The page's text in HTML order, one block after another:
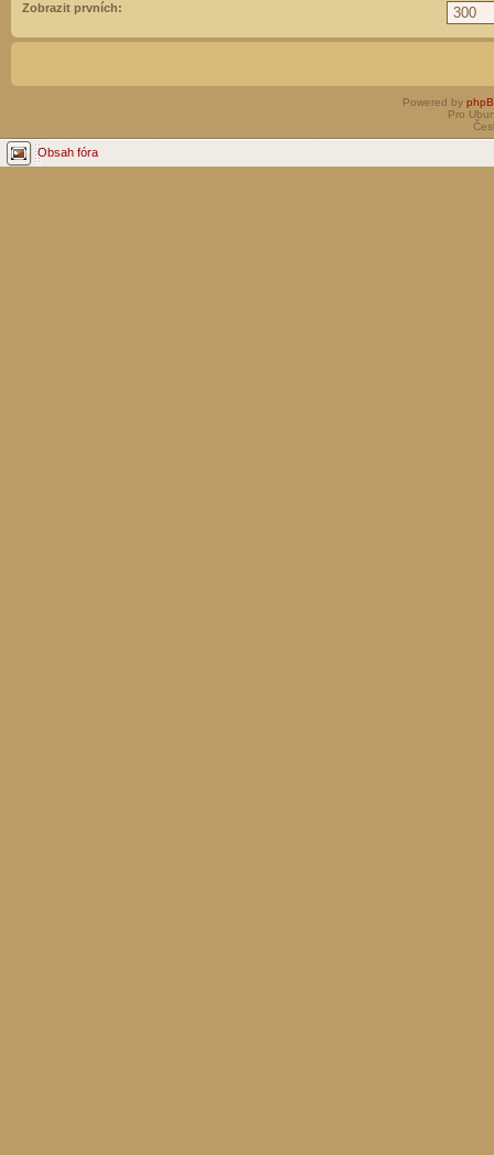
Zobrazit prvních:
Powered by
Pro
Obsah fóra